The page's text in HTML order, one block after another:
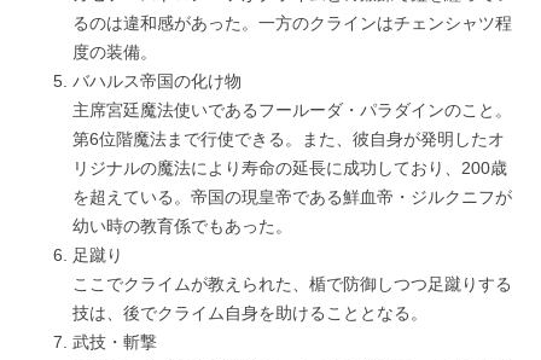
るのは違和感があった。一方のクラインはチェンシャツ程
度の装備。
バハルス帝国の化け物
主席宮廷魔法使いであるフールーダ・パラダインのこと。
第6位階魔法まで行使できる。また、彼自身が発明したオ
リジナルの魔法により寿命の延長に成功しており、200歳
を超えている。帝国の現皇帝である鮮血帝・ジルクニフが
幼い時の教育係でもあった。
足蹴り
ここでクライムが教えられた、楯で防御しつつ足蹴りする
技は、後でクライム自身を助けることとなる。
武技・斬撃